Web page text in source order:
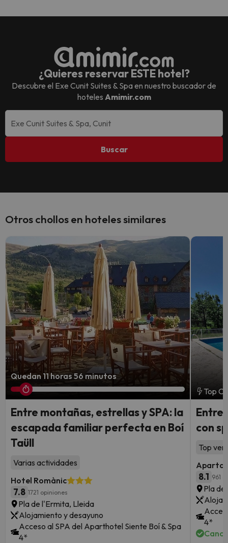
¿Quieres reservar ESTE hotel?
Descubre el Exe Cunit Suites & Spaen nuestro buscador de
hoteles Amimir.com
Buscar
Otros chollos en hoteles similares
Quedan 11 horas 56 minutos
Entre montañas, estrellas y SPA: la
escapada familiar perfecta en Boí
Taüll
Varias actividades
Hotel Romànic
7.8 1721 opiniones
Pla de l'Ermita, Lleida
Alojamiento y desayuno
Acceso al SPA del Aparthotel Siente Boí & Spa
4*
Top
Entre
con
Top
8.1 961
Pla
4*